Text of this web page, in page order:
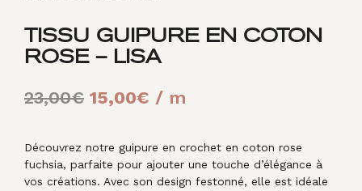
TISSU GUIPURE EN COTON
ROSE – LISA
23,00€ Le
initial
était :
15,00€ Le
actuel
est :
/ m
Découvrez notre guipure en crochet en coton rose
fuchsia, parfaite pour ajouter une touche d’élégance à
vos créations. Avec son design festonné, elle est idéale